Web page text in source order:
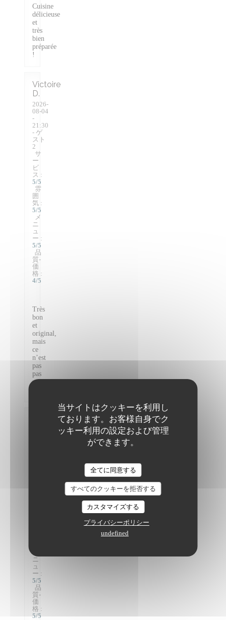
当サイトはクッキーを利用し
ております。お客様自身でク
ッキー利用の設定および管理
ができます。
全てに同意する
すべてのクッキーを拒否する
カスタマイズする
プライバシーポリシー
undefined
Cuisine
délicieuse
et
très
bien
préparée
!
Victoire
D
2026-
08-04
-
21:30
- ゲ
スト
2
サ
ー
ビ
ス :
5/5
雰
囲
気 :
5/5
メ
ニ
ュ
ー :
5/5
品
質-
価
格 :
4/5
Très
bon
et
original,
mais
ce
n’est
pas
pas
assez
Madeleine
ニ
ュ
ー :
5/5
品
質-
価
格 :
5/5
The Friendly Kitchen